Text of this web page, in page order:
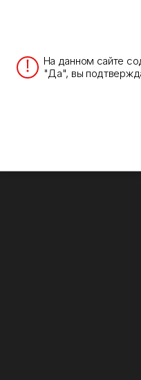
На данном сайте
"Да", вы